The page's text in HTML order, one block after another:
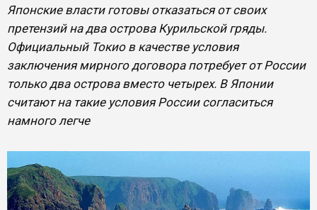
Японские власти готовы отказаться от своих
претензий на два острова Курильской гряды.
Официальный Токио в качестве условия
заключения мирного договора потребует от России
только два острова вместо четырех. В Японии
считают на такие условия России согласиться
намного легче